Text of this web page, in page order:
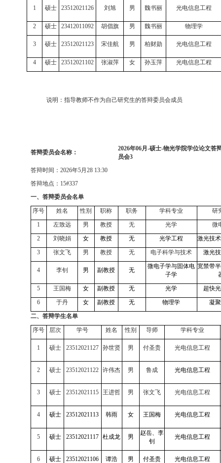
1 硕士 23512021126 刘旭 男 魏书丽 光电信息工程
2 硕士 23412011092 胡倡旗 男 魏书丽 物理学
3 硕士 23512021123 宋佳航 男 柏财勋 光电信息工程
4 硕士 23512021102 张淑萍 女 孙玉萍 光电信息工程
说明：指导教师不作为自己研究生的答辩委员会成员
答辩委员会名称：
2026年06月-硕士-物光学院学位论文答
员会3
答辩时间： 2026年5月28 13:30
答辩地点： 15#337
一、答辩委员会名单
序号
姓名 性别 职称 职务 学科专业
研
1
左致远 男 教授 无 光学
微
2
刘晓娟 女 教授 无 光学工程
激光技
3
张文飞 男 教授 无 电子科学与技术 激光
4 李钊 男 副教授 无
微电子学与固体电
子学
宽禁带
5
王国梅 女 副教授 无 光学
超快
6
于丹 女 副教授 无 物理学
凝
二、答辩学生名单
序号
层次 学号 姓名 性别 导师 学科专业
1 硕士 23512021127 孙世贤 男 付圣贵 光电信息工程
2 硕士 23512021122 许伟杰 男 鲁成 光电信息工程
3 硕士 23512021115 王进哲 男 张文飞 光电信息工程
4 硕士 23512021113 韩雨 女 王国梅 光电信息工程
5 硕士 23512021117 杜成龙 男
赵岳、李
钊
光电信息工程
6 硕士 23512021106 谭浩 男 付圣贵 光电信息工程